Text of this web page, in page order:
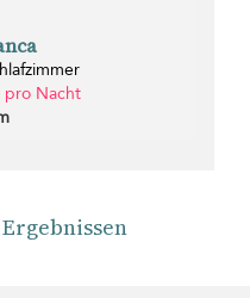
pro Nacht